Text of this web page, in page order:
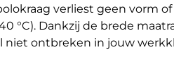
verliest geen vorm
°C). Dankzij de brede
niet ontbreken in jouw